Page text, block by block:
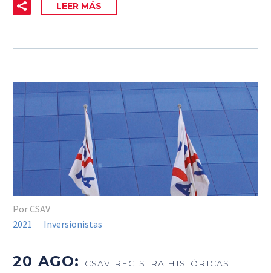
LEER MÁS
Por CSAV
2021
Inversionistas
20 AGO: CSAV REGISTRA HISTÓRICAS